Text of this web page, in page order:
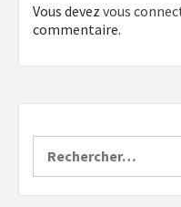
Vous devez vous
commentaire.